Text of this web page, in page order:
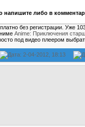
либо в
без регистрации. Уже
Anime: Приключения
под видео плеером
Дата: 2-04-2012, 18:13